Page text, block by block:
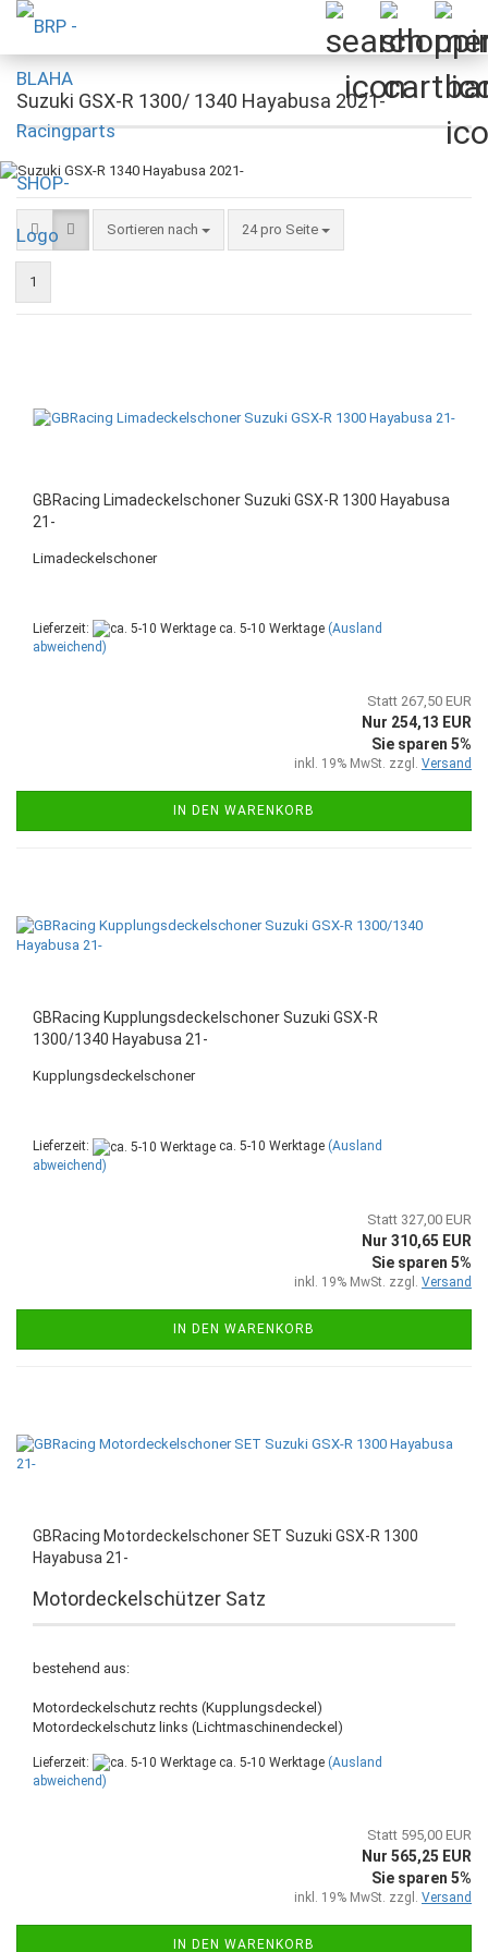
Suzuki GSX-R 1300/ 1340 Hayabusa 2021-
Sortieren nach
Sortieren nach 24 pro Seite
pro Seite
1
GBRacing Limadeckelschoner Suzuki GSX-R 1300 Hayabusa
21-
Limadeckelschoner
Lieferzeit: ca. 5-10 Werktage (Ausland
abweichend)
Statt 267,50 EUR
Nur 254,13 EUR
Sie sparen 5%
inkl. 19% MwSt. zzgl. Versand
IN DEN WARENKORB
GBRacing Kupplungsdeckelschoner Suzuki GSX-R
1300/1340 Hayabusa 21-
Kupplungsdeckelschoner
Lieferzeit: ca. 5-10 Werktage (Ausland
abweichend)
Statt 327,00 EUR
Nur 310,65 EUR
Sie sparen 5%
inkl. 19% MwSt. zzgl. Versand
IN DEN WARENKORB
GBRacing Motordeckelschoner SET Suzuki GSX-R 1300
Hayabusa 21-
Motordeckelschützer Satz
bestehend aus:
Motordeckelschutz rechts (Kupplungsdeckel)
Motordeckelschutz links (Lichtmaschinendeckel)
Lieferzeit: ca. 5-10 Werktage (Ausland
abweichend)
Statt 595,00 EUR
Nur 565,25 EUR
Sie sparen 5%
inkl. 19% MwSt. zzgl. Versand
IN DEN WARENKORB